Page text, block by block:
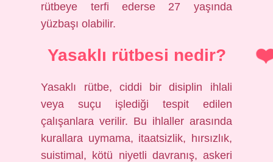
rütbeye terfi ederse 27 yaşında
yüzbaşı olabilir.
Yasaklı rütbesi nedir?
Yasaklı rütbe, ciddi bir disiplin ihlali
veya suçu işlediği tespit edilen
çalışanlara verilir. Bu ihlaller arasında
kurallara uymama, itaatsizlik, hırsızlık,
suistimal, kötü niyetli davranış, askeri